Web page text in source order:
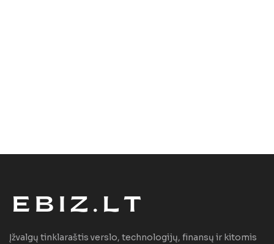
Įžvalgų tinklaraštis verslo, technologijų, finansų ir kitomis